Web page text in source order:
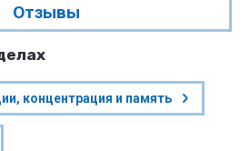
Отзывы
концентрация и память